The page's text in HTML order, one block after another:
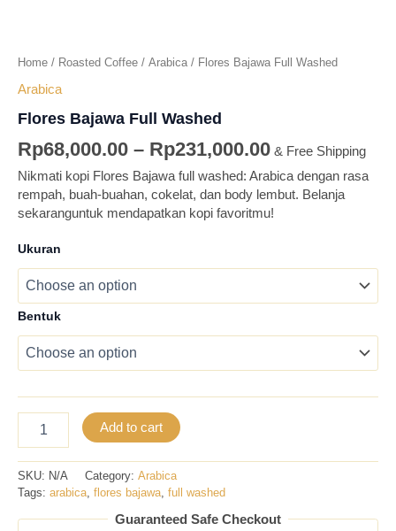
Home / Roasted Coffee / Arabica / Flores Bajawa Full Washed
Arabica
Flores Bajawa Full Washed
Rp68,000.00 – Rp231,000.00 & Free Shipping
Nikmati kopi Flores Bajawa full washed: Arabica dengan rasa
rempah, buah-buahan, cokelat, dan body lembut. Belanja
sekaranguntuk mendapatkan kopi favoritmu!
Ukuran
Bentuk
Add to cart
SKU: N/A Category: Arabica
Tags: arabica, flores bajawa, full washed
Guaranteed Safe Checkout